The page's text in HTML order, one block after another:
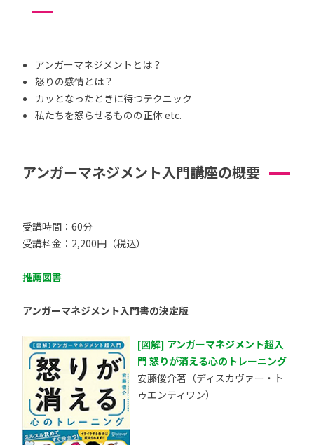
アンガーマネジメントとは？
怒りの感情とは？
カッとなったときに待つテクニック
私たちを怒らせるものの正体 etc.
アンガーマネジメント入門講座の概要
受講時間：60分
受講料金：2,200円（税込）
推薦図書
アンガーマネジメント入門書の決定版
[図解] アンガーマネジメント超入
門 怒りが消える心のトレーニング
安藤俊介著（ディスカヴァー・ト
ゥエンティワン）